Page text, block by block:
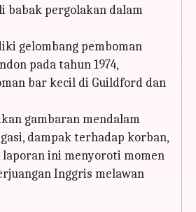
babak pergolakan dalam
gelombang pemboman
pada tahun 1974,
bar kecil di Guildford dan
gambaran mendalam
dampak terhadap korban,
ini menyoroti momen
Inggris melawan